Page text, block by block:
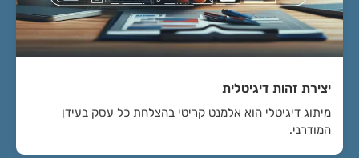
יצירת זהות דיגיטלית
מיתוג דיגיטלי הוא אלמנט קריטי בהצלחת כל עסק בעידן
המודרני.